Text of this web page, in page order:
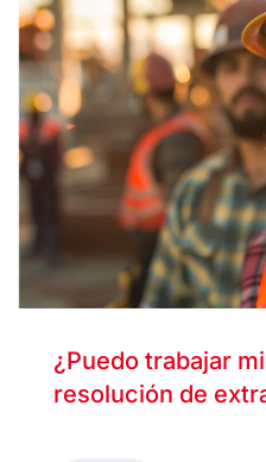
¿Puedo trabajar
resolución de